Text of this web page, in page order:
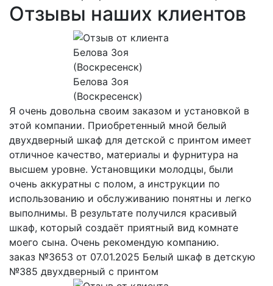
Отзывы наших клиентов
Белова Зоя
(Воскресенск)
Я очень довольна своим заказом и установкой в
этой компании. Приобретенный мной белый
двухдверный шкаф для детской с принтом имеет
отличное качество, материалы и фурнитура на
высшем уровне. Установщики молодцы, были
очень аккуратны с полом, а инструкции по
использованию и обслуживанию понятны и легко
выполнимы. В результате получился красивый
шкаф, который создаёт приятный вид комнате
моего сына. Очень рекомендую компанию.
заказ №3653 от 07.01.2025 Белый шкаф в детскую
№385 двухдверный с принтом